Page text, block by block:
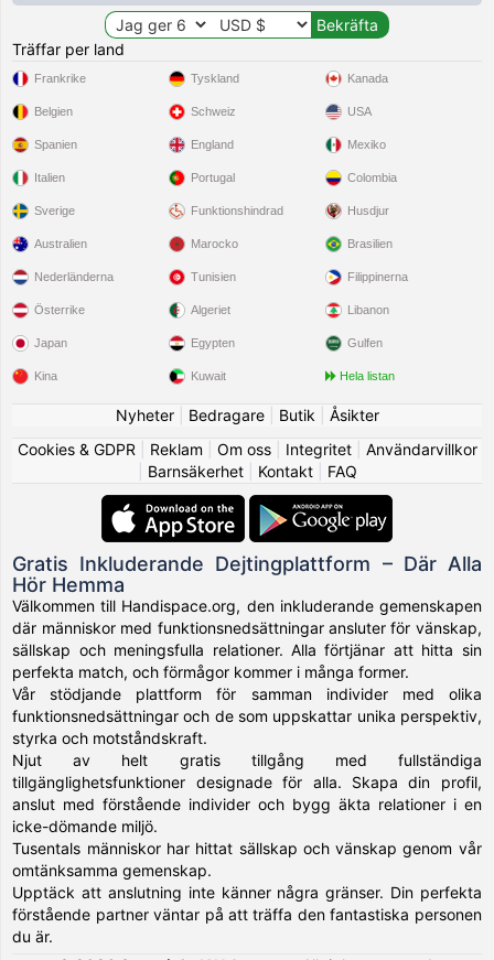
Träffar per land
Frankrike
Belgien
Spanien
Italien
Sverige
Tyskland
Schweiz
England
Portugal
Funktionshindrad
Kanada
USA
Mexiko
Colombia
Husdjur
Australien
Nederländerna
Österrike
Japan
Kina
Marocko
Tunisien
Algeriet
Egypten
Kuwait
Brasilien
Filippinerna
Libanon
Gulfen
Hela listan
Nyheter| Bedragare| Butik
Åsikter
Cookies & GDPR
Reklam Om oss| Integritet| Användarvillkor
Barnsäkerhet| Kontakt| FAQ
Gratis Inkluderande Dejtingplattform – Där Alla
Hör Hemma
Välkommen till Handispace.org, den inkluderande gemenskapen
där människor med funktionsnedsättningar ansluter för vänskap,
sällskap och meningsfulla relationer. Alla förtjänar att hitta sin
perfekta match, och förmågor kommer i många former.
Vår stödjande plattform för samman individer med olika
funktionsnedsättningar och de som uppskattar unika perspektiv,
styrka och motståndskraft.
Njut av helt gratis tillgång med fullständiga
tillgänglighetsfunktioner designade för alla. Skapa din profil,
anslut med förstående individer och bygg äkta relationer i en
icke-dömande miljö.
Tusentals människor har hittat sällskap och vänskap genom vår
omtänksamma gemenskap.
Upptäck att anslutning inte känner några gränser. Din perfekta
förstående partner väntar på att träffa den fantastiska personen
du är.